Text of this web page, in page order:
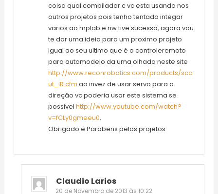
coisa qual compilador c vc esta usando nos
outros projetos pois tenho tentado integar
varios ao mplab e nw tive sucesso, agora vou
te dar uma ideia para um proximo projeto
igual ao seu ultimo que é o controleremoto
para automodelo da uma olhada neste site
http://www.reconrobotics.com/products/sco
ut_IR.cfm ao invez de usar servo para a
direção vc poderia usar este sistema se
possivel http://www.youtube.com/watch?
v=fCLy0gmeeu0.
Obrigado e Parabens pelos projetos
Claudio Larios
20 de Novembro de 2013 às 10:22